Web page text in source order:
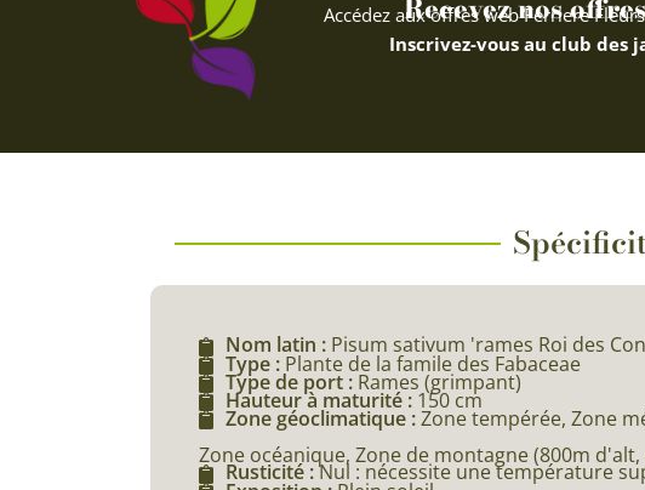
Recevez nos
Accédez aux offres web Ferriere
Inscrivez-vous au club des
Nom latin : Pisum sativum 'rames Roi des
Type : Plante de la famile des Fabaceae
Type de port : Rames (grimpant)
Hauteur à maturité : 150 cm
Zone géoclimatique :Zone tempérée, Zone
Zone océanique, Zone de montagne (800m d'alt,
Rusticité :Nul : nécessite une température